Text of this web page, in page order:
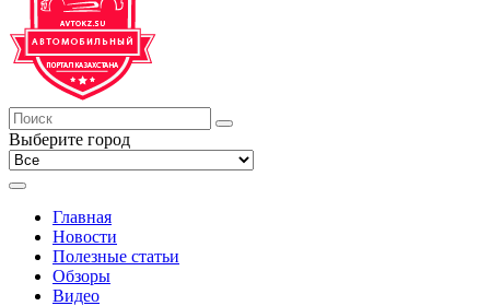
Выберите город
Главная
Новости
Полезные статьи
Обзоры
Видео